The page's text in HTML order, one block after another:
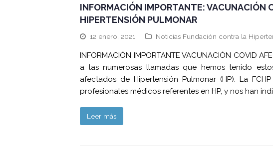
INFORMACIÓN IMPORTANTE: VACUNACIÓN
HIPERTENSIÓN PULMONAR
12 enero, 2021 Noticias Fundación contra la
INFORMACIÓN IMPORTANTE VACUNACIÓN COVID
a las numerosas llamadas que hemos tenido
afectados de Hipertensión Pulmonar (HP). La
profesionales médicos referentes en HP, y nos han
Leer más